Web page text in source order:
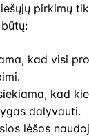
pirkimų
kad visi
kad
dalyvauti.
lėšos